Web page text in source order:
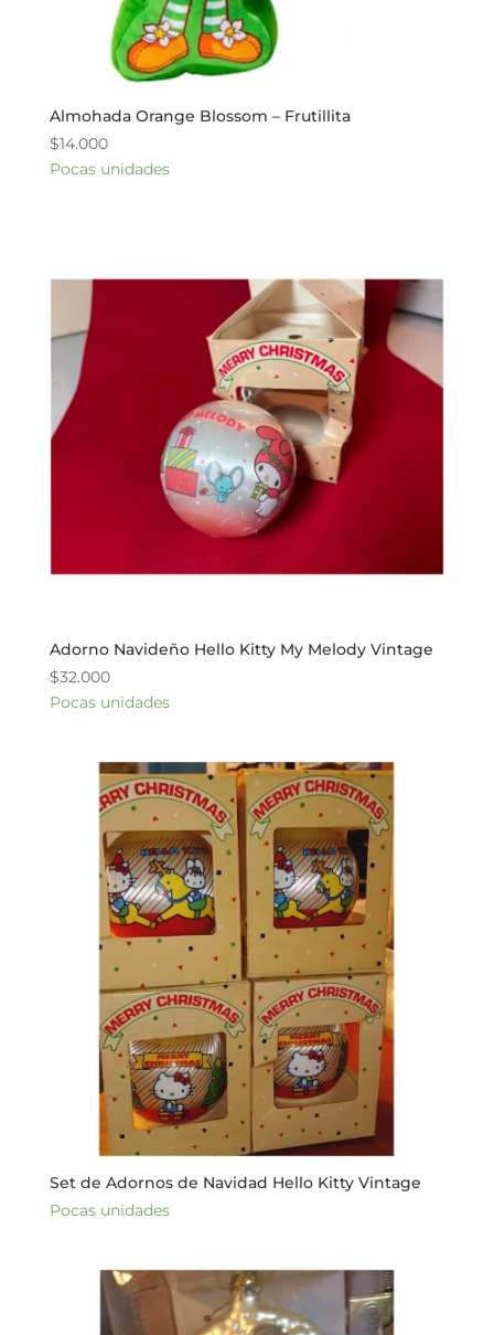
Almohada Orange Blossom – Frutillita
$14.000
Pocas unidades
Adorno Navideño Hello Kitty My Melody Vintage
$32.000
Pocas unidades
Set de Adornos de Navidad Hello Kitty Vintage
Pocas unidades